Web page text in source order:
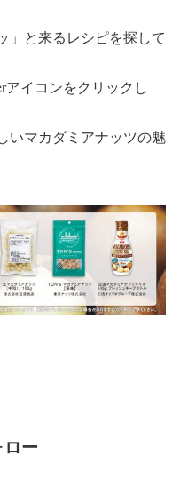
」と来るレシピを探して
アイコンをクリックし
いマカダミアナッツの魅
ロー